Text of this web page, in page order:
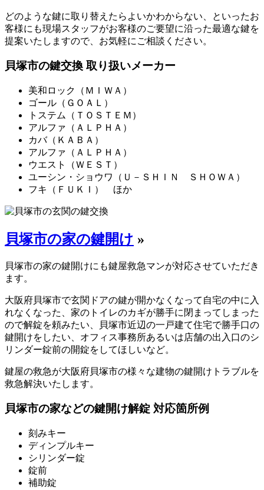
どのような鍵に取り替えたらよいかわからない、といったお
客様にも現場スタッフがお客様のご要望に沿った最適な鍵を
提案いたしますので、お気軽にご相談ください。
貝塚市の鍵交換 取り扱いメーカー
美和ロック（ＭＩＷＡ）
ゴール（ＧＯＡＬ）
トステム（ＴＯＳＴＥＭ）
アルファ（ＡＬＰＨＡ）
カバ（ＫＡＢＡ）
アルファ（ＡＬＰＨＡ）
ウエスト（ＷＥＳＴ）
ユーシン・ショウワ（Ｕ－ＳＨＩＮ ＳＨＯＷＡ）
フキ（ＦＵＫＩ） ほか
貝塚市の家の鍵開け »
貝塚市の家の鍵開けにも鍵屋救急マンが対応させていただき
ます。
大阪府貝塚市で玄関ドアの鍵が開かなくなって自宅の中に入
れなくなった、家のトイレのカギが勝手に閉まってしまった
ので解錠を頼みたい、貝塚市近辺の一戸建て住宅で勝手口の
鍵開けをしたい、オフィス事務所あるいは店舗の出入口のシ
リンダー錠前の開錠をしてほしいなど。
鍵屋の救急が大阪府貝塚市の様々な建物の鍵開けトラブルを
救急解決いたします。
貝塚市の家などの鍵開け解錠 対応箇所例
刻みキー
ディンプルキー
シリンダー錠
錠前
補助錠